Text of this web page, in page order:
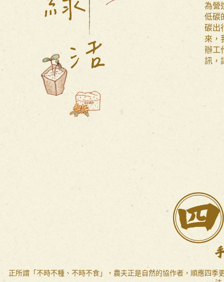
為營
低碳
碳出
來，
辦工
訊，
正所謂「不時不種、不時不食」，農夫正是自然的協作者，順應四